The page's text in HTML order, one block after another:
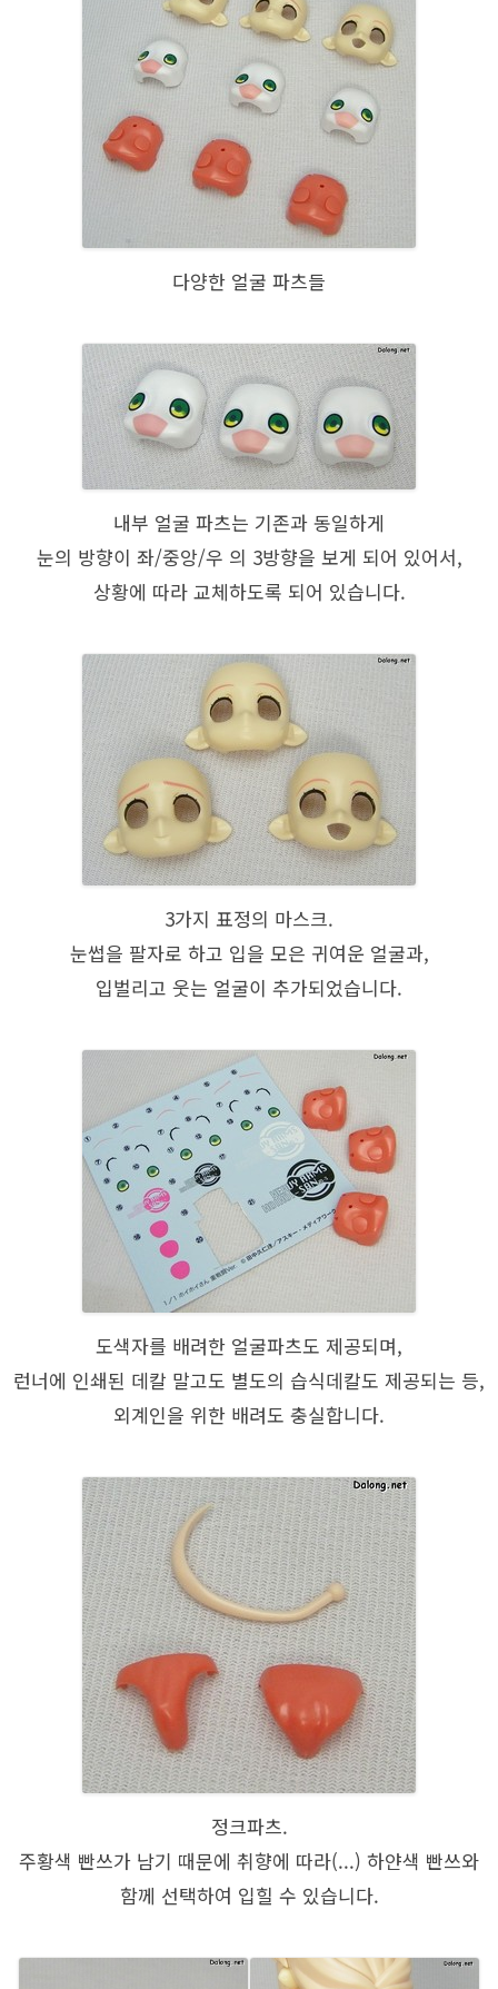
다양한 얼굴 파츠들
내부 얼굴 파츠는 기존과 동일하게
눈의 방향이 좌/중앙/우 의 3방향을 보게 되어 있어서,
상황에 따라 교체하도록 되어 있습니다.
3가지 표정의 마스크.
눈썹을 팔자로 하고 입을 모은 귀여운 얼굴과,
입벌리고 웃는 얼굴이 추가되었습니다.
도색자를 배려한 얼굴파츠도 제공되며,
런너에 인쇄된 데칼 말고도 별도의 습식데칼도 제공되는 등,
외계인을 위한 배려도 충실합니다.
정크파츠.
주황색 빤쓰가 남기 때문에 취향에 따라(...) 하얀색 빤쓰와
함께 선택하여 입힐 수 있습니다.